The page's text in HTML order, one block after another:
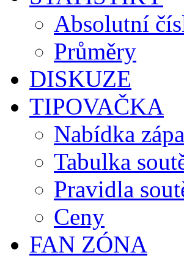
Absolutní
Průměry
DISKUZE
TIPOVAČKA
Nabídka
Tabulka
Pravidla
Ceny
FAN ZÓNA